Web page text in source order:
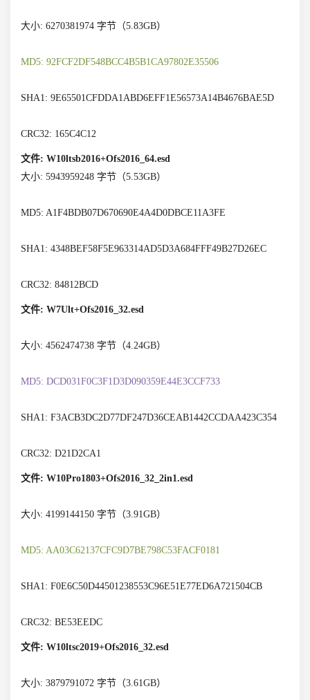
大小: 6270381974 字节（5.83GB）
MD5: 92FCF2DF548BCC4B5B1CA97802E35506
SHA1: 9E65501CFDDA1ABD6EFF1E56573A14B4676BAE5D
CRC32: 165C4C12
文件: W10ltsb2016+Ofs2016_64.esd
大小: 5943959248 字节（5.53GB）
MD5: A1F4BDB07D670690E4A4D0DBCE11A3FE
SHA1: 4348BEF58F5E963314AD5D3A684FFF49B27D26EC
CRC32: 84812BCD
文件: W7Ult+Ofs2016_32.esd
大小: 4562474738 字节（4.24GB）
MD5: DCD031F0C3F1D3D090359E44E3CCF733
SHA1: F3ACB3DC2D77DF247D36CEAB1442CCDAA423C354
CRC32: D21D2CA1
文件: W10Pro1803+Ofs2016_32_2in1.esd
大小: 4199144150 字节（3.91GB）
MD5: AA03C62137CFC9D7BE798C53FACF0181
SHA1: F0E6C50D44501238553C96E51E77ED6A721504CB
CRC32: BE53EEDC
文件: W10ltsc2019+Ofs2016_32.esd
大小: 3879791072 字节（3.61GB）